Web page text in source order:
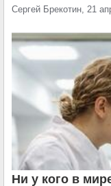
Сергей Брекотин, 21
Ни у кого в